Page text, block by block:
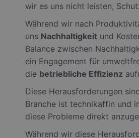
wir es uns nicht leisten,
Während wir nach
uns Nachhaltigkeit und
Balance zwischen
ein Engagement für
die betriebliche Effizienz
Diese Herausforderungen
Branche ist technikaffin und
diese Probleme direkt
Während wir diese